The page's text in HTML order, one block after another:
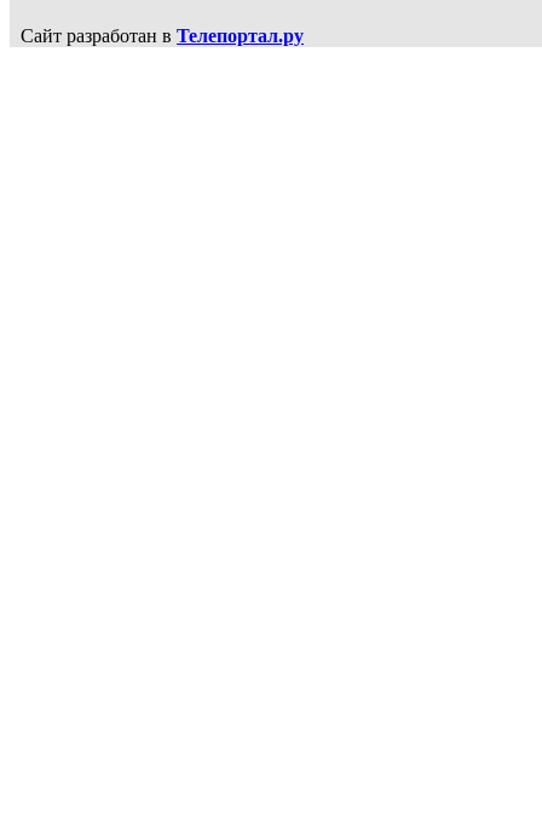
Сайт разработан в Телепортал.ру